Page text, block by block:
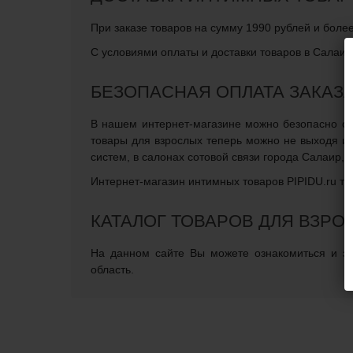
При заказе товаров на сумму 1990 рублей и
С условиями оплаты и доставки товаров в
БЕЗОПАСНАЯ ОПЛАТА ЗАКАЗА
В нашем интернет-магазине можно безопасно
товары для взрослых теперь можно не выходя
систем, в салонах сотовой связи города
Интернет-магазин интимных товаров PIPIDU.ru
КАТАЛОГ ТОВАРОВ ДЛЯ
На данном сайте Вы можете ознакомиться и
область.